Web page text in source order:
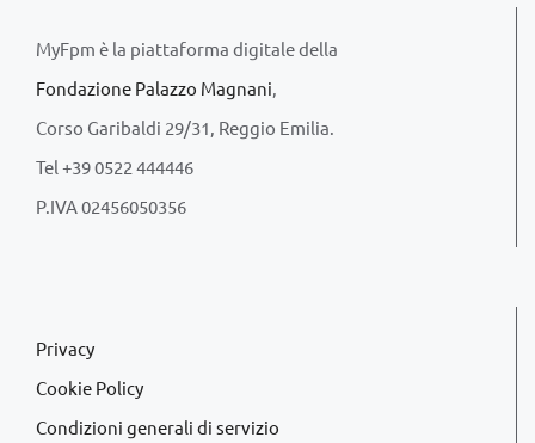
MyFpm è la piattaforma digitale della
Fondazione Palazzo Magnani,
Corso Garibaldi 29/31, Reggio Emilia.
Tel +39 0522 444446
P.IVA 02456050356
Privacy
Cookie Policy
Condizioni generali di servizio